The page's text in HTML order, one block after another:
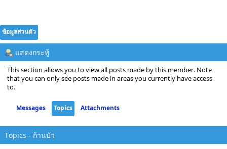
ข้อมูลส่วนตัว
แสดงกระทู้
This section allows you to view all posts made by this member. Note
that you can only see posts made in areas you currently have access
to.
Messages Topics Attachments
Topics - ก้านบัว